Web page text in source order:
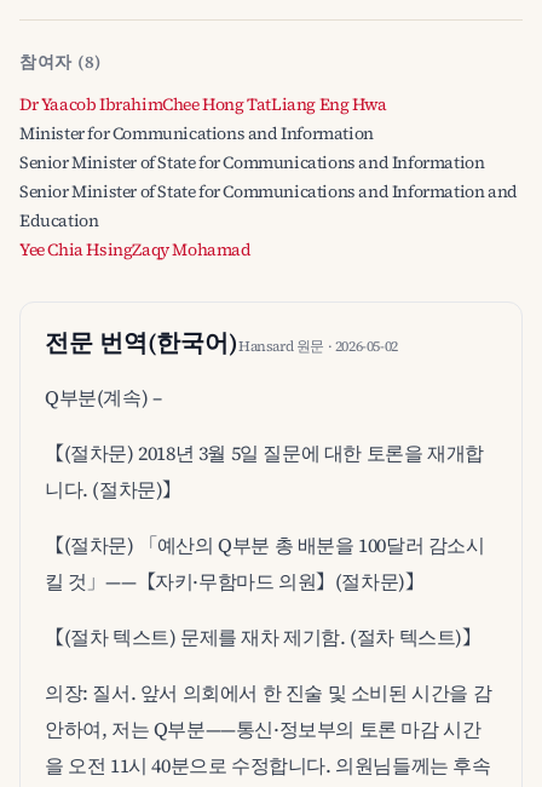
참여자 (8)
Dr Yaacob IbrahimChee Hong TatLiang Eng Hwa
Minister for Communications and Information
Senior Minister of State for Communications and Information
Senior Minister of State for Communications and Information and
Education
Yee Chia HsingZaqy Mohamad
전문 번역(한국어)Hansard 원문 · 2026-05-02
Q부분(계속) –
【(절차문) 2018년 3월 5일 질문에 대한 토론을 재개합
니다. (절차문)】
【(절차문) 「예산의 Q부분 총 배분을 100달러 감소시
킬 것」——【자키·무함마드 의원】(절차문)】
【(절차 텍스트) 문제를 재차 제기함. (절차 텍스트)】
의장: 질서. 앞서 의회에서 한 진술 및 소비된 시간을 감
안하여, 저는 Q부분——통신·정보부의 토론 마감 시간
을 오전 11시 40분으로 수정합니다. 의원님들께는 후속